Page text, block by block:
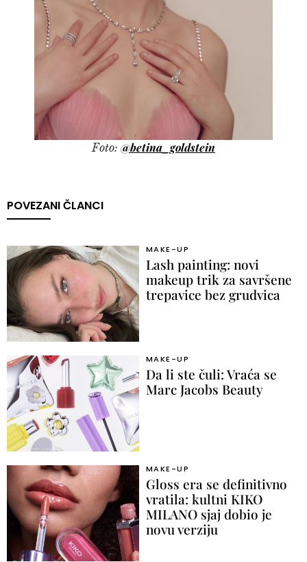
Foto: @betina_goldstein
POVEZANI ČLANCI
MAKE-UP
Lash painting: novi
makeup trik za savršene
trepavice bez grudvica
MAKE-UP
Da li ste čuli: Vraća se
Marc Jacobs Beauty
MAKE-UP
Gloss era se definitivno
vratila: kultni KIKO
MILANO sjaj dobio je
novu verziju